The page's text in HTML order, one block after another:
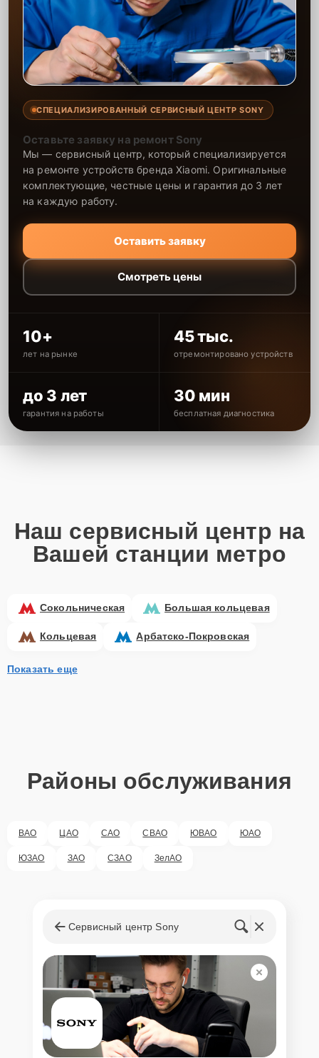
СПЕЦИАЛИЗИРОВАННЫЙ СЕРВИСНЫЙ ЦЕНТР SONY
Оставьте заявку на ремонт Sony
Мы — сервисный центр, который специализируется
на ремонте устройств бренда Xiaomi. Оригинальные
комплектующие, честные цены и гарантия до 3 лет
на каждую работу.
Оставить заявку
Смотреть цены
10+
лет на рынке
45 тыс.
отремонтировано устройств
до 3 лет
гарантия на работы
30 мин
бесплатная диагностика
Наш сервисный центр на
Вашей станции метро
Сокольническая Большая кольцевая
Кольцевая Арбатско-Покровская
Показать еще
Районы обслуживания
ВАО ЦАО САО СВАО ЮВАО ЮАО
ЮЗАО ЗАО СЗАО ЗелАО
Сервисный центр Sony